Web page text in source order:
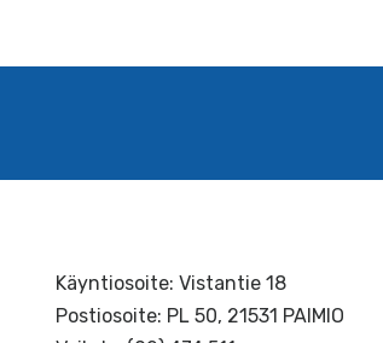
Käyntiosoite: Vistantie 18
Postiosoite: PL 50, 21531 PAIMIO